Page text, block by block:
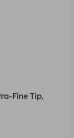
Fine Tip,